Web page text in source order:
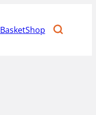
BasketShop